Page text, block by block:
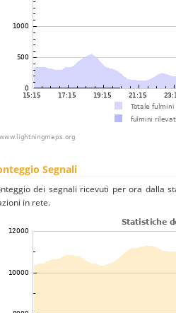
Segnali
dei segnali ricevuti per ora dalla
in rete.